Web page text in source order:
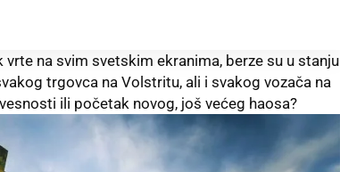
na svim svetskim ekranima, berze su u stanju
trgovca na Volstritu, ali i svakog vozača na
ili početak novog, još većeg haosa?